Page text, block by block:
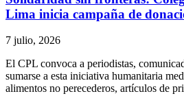
Lima inicia campaña de
7 julio, 2026
El CPL convoca a periodistas,
sumarse a esta iniciativa humanitaria
alimentos no perecederos, artículos de